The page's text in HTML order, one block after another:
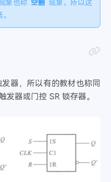
象也称 空翻 现象。所以这
器，所以有的教材也称同
发器或门控 SR 锁存器。